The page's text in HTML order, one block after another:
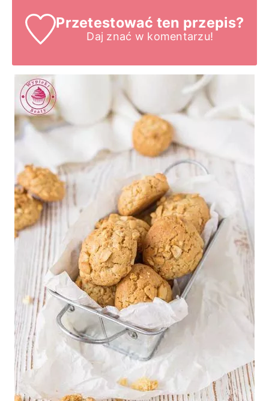
Przetestować ten przepis?
Daj znać w komentarzu!